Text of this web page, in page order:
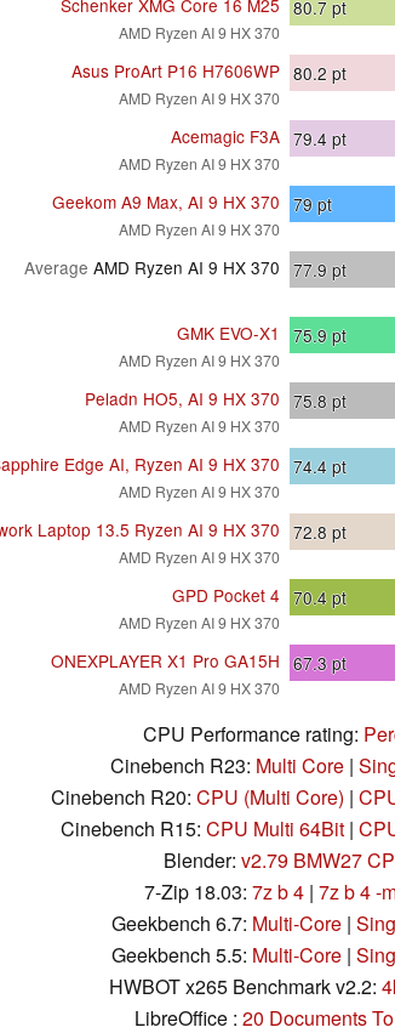
AMD Ryzen AI 9 HX 370
80.7 pt
Asus ProArt P16 H7606WP
AMD Ryzen AI 9 HX 370
80.2 pt
Acemagic F3A
AMD Ryzen AI 9 HX 370
79.4 pt
Geekom A9 Max, AI 9 HX 370
AMD Ryzen AI 9 HX 370
79pt
Average AMD Ryzen AI 9 HX 370 77.9 pt
GMK EVO-X1
AMD Ryzen AI 9 HX 370
75.9pt
Peladn HO5, AI 9 HX 370
AMD Ryzen AI 9 HX 370
75.8 pt
Edge AI, Ryzen AI 9 HX 370
AMD Ryzen AI 9 HX 370
74.4 pt
Laptop 13.5 Ryzen AI 9 HX 370
AMD Ryzen AI 9 HX 370
72.8 pt
GPD Pocket 4
AMD Ryzen AI 9 HX 370
70.4pt
ONEXPLAYER X1 Pro GA15H
AMD Ryzen AI 9 HX 370
67.3pt
CPU Performance rating:
Cinebench R23: Multi Core |
Cinebench R20: CPU (Multi Core) |
Cinebench R15: CPU Multi 64Bit |
Blender: v2.79 BMW27
7-Zip 18.03: 7z b 4| 7z b 4 -
Geekbench 6.7: Multi-Core |
Geekbench 5.5: Multi-Core |
HWBOT x265 Benchmark v2.2:
LibreOffice : 20 Documents